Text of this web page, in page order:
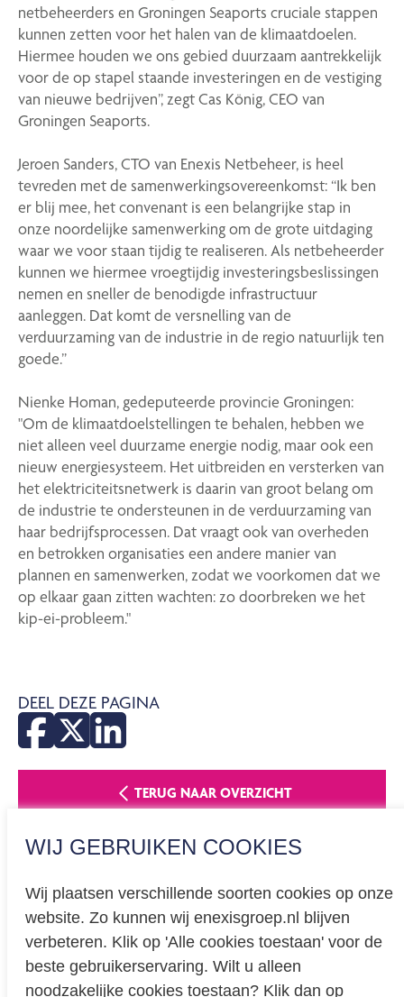
WIJ GEBRUIKEN COOKIES
Wij plaatsen verschillende soorten cookies op onze
website. Zo kunnen wij enexisgroep.nl blijven
verbeteren. Klik op 'Alle cookies toestaan' voor de
beste gebruikerservaring. Wilt u alleen
noodzakelijke cookies toestaan? Klik dan op
netbeheerders en Groningen Seaports cruciale stappen
kunnen zetten voor het halen van de klimaatdoelen.
Hiermee houden we ons gebied duurzaam aantrekkelijk
voor de op stapel staande investeringen en de vestiging
van nieuwe bedrijven”, zegt Cas König, CEO van
Groningen Seaports.
Jeroen Sanders, CTO van Enexis Netbeheer, is heel
tevreden met de samenwerkingsovereenkomst: “Ik ben
er blij mee, het convenant is een belangrijke stap in
onze noordelijke samenwerking om de grote uitdaging
waar we voor staan tijdig te realiseren. Als netbeheerder
kunnen we hiermee vroegtijdig investeringsbeslissingen
nemen en sneller de benodigde infrastructuur
aanleggen. Dat komt de versnelling van de
verduurzaming van de industrie in de regio natuurlijk ten
goede.”
Nienke Homan, gedeputeerde provincie Groningen:
"Om de klimaatdoelstellingen te behalen, hebben we
niet alleen veel duurzame energie nodig, maar ook een
nieuw energiesysteem. Het uitbreiden en versterken van
het elektriciteitsnetwerk is daarin van groot belang om
de industrie te ondersteunen in de verduurzaming van
haar bedrijfsprocessen. Dat vraagt ook van overheden
en betrokken organisaties een andere manier van
plannen en samenwerken, zodat we voorkomen dat we
op elkaar gaan zitten wachten: zo doorbreken we het
kip-ei-probleem."
DEEL DEZE PAGINA
TERUG NAAR OVERZICHT
Privacy
Cookieverklaring